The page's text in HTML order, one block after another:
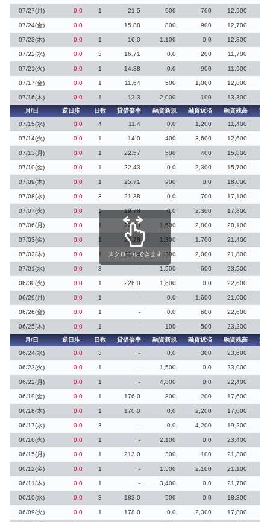
07/27(月) 0.0 1 21.5 900 700 12,900
07/24(金) 0.0 15.88 800 900 12,700
07/23(木) 0.0 1 16.0 1,100 0.0 12,800
07/22(水) 0.0 3 16.71 0.0 200 11,700
07/21(火) 0.0 1 14.88 0.0 900 11,900
07/17(金) 0.0 1 11.64 500 1,000 12,800
07/16(木) 0.0 1 13.3 2,000 100
13,300
月/日
逆日歩 日数 貸借倍率 融資新規 融資返済 融資残高
貸
07/15(水)
0.0 4 11.4 0.0 1,200 11,400
07/14(火) 0.0 1 14.0 400 3,600 12,600
07/13(月) 0.0 1 22.57 500 400 15,800
07/10(金) 0.0 1 22.43 0.0 2,300 15,700
07/09(木) 0.0 1 25.71 900 0.0 18,000
07/08(水) 0.0 3 21.38 0.0 700 17,100
07/07(火) 0.0 1 19.78 0.0 2,300 17,800
07/06(月) 0.0 1 22.33 1,500 2,800 20,100
07/03(金) 0.0 1 23.78 1,300 1,700 21,400
07/02(木) 0.0 1 31.14 300 2,000 21,800
07/01(水) 0.0 3 - 1,500 600 23,500
06/30(火) 0.0 1 226.0 1,600 0.0 22,600
06/29(月) 0.0 1 - 0.0 1,600 21,000
06/26(金) 0.0 1 - 0.0 600 22,600
06/25(木) 0.0 1 - 100 500
23,200
月/日
逆日歩 日数 貸借倍率 融資新規 融資返済 融資残高
貸
06/24(水)
0.0 3 - 0.0 300 23,600
06/23(火) 0.0 1 - 1,500 0.0 23,900
06/22(月) 0.0 1 - 4,800 0.0 22,400
06/19(金) 0.0 1 176.0 800 200 17,600
06/18(木) 0.0 1 170.0 0.0 2,200 17,000
06/17(水) 0.0 3 - 0.0 4,200 19,200
06/16(火) 0.0 1 - 2,100 0.0 23,400
06/15(月) 0.0 1 213.0 300 100 21,300
06/12(金) 0.0 1 - 1,500 2,100 21,100
06/11(木) 0.0 1 - 3,400 0.0 21,700
06/10(水) 0.0 3 183.0 500 0.0 18,300
06/09(火) 0.0 1 178.0 0.0 2,300 17,800
スクロールできます